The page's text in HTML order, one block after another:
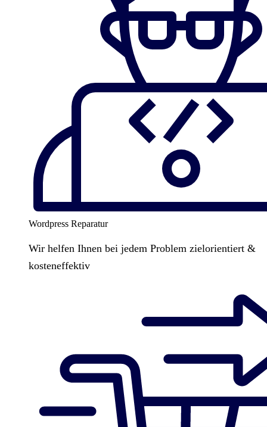
Wordpress Reparatur
Wir helfen Ihnen bei jedem Problem zielorientiert &
kosteneffektiv